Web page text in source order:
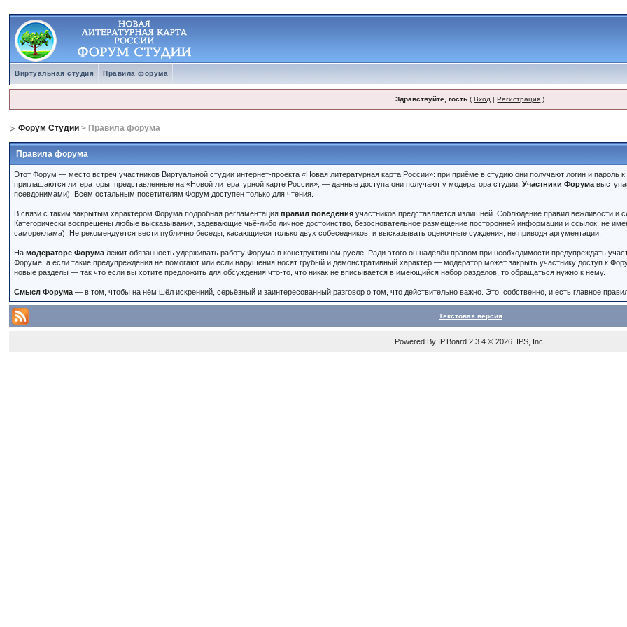
Виртуальная студия Правила форума
Здравствуйте, гость (Вход |Регистрация )
Форум Студии > Правила форума
Правила форума
Этот Форум — место встреч участников Виртуальной студии интернет-проекта«Новая литературная карта России»: при приёме в студию они получают логин и пароль
приглашаются литераторы , представленные на «Новой литературной карте России», — данные доступа они получают у модератора студии.Участники Форума
псевдонимами). Всем остальным посетителям Форум доступен только для чтения.
В связи с таким закрытым характером Форума подробная регламентацияправил поведения участников представляется излишней. Соблюдение правил вежливости и
Категорически воспрещены любые высказывания, задевающие чьё-либо личное достоинство, безосновательное размещение посторонней информации и ссылок, не
самореклама). Не рекомендуется вести публично беседы, касающиеся только двух собеседников, и высказывать оценочные суждения, не приводя аргументации.
Намодераторе Форума лежит обязанность удерживать работу Форума в конструктивном русле. Ради этого он наделён правом при необходимости предупреждать
Форуме, а если такие предупреждения не помогают или если нарушения носят грубый и демонстративный характер — модератор может закрыть участнику доступ к
новые разделы — так что если вы хотите предложить для обсуждения что-то, что никак не вписывается в имеющийся набор разделов, то обращаться нужно к нему.
Смысл Форума — в том, чтобы на нём шёл искренний, серьёзный и заинтересованный разговор о том, что действительно важно. Это, собственно, и есть главное
Текстовая версия
Powered By IP.Board 2.3.4 © 2026 IPS, Inc